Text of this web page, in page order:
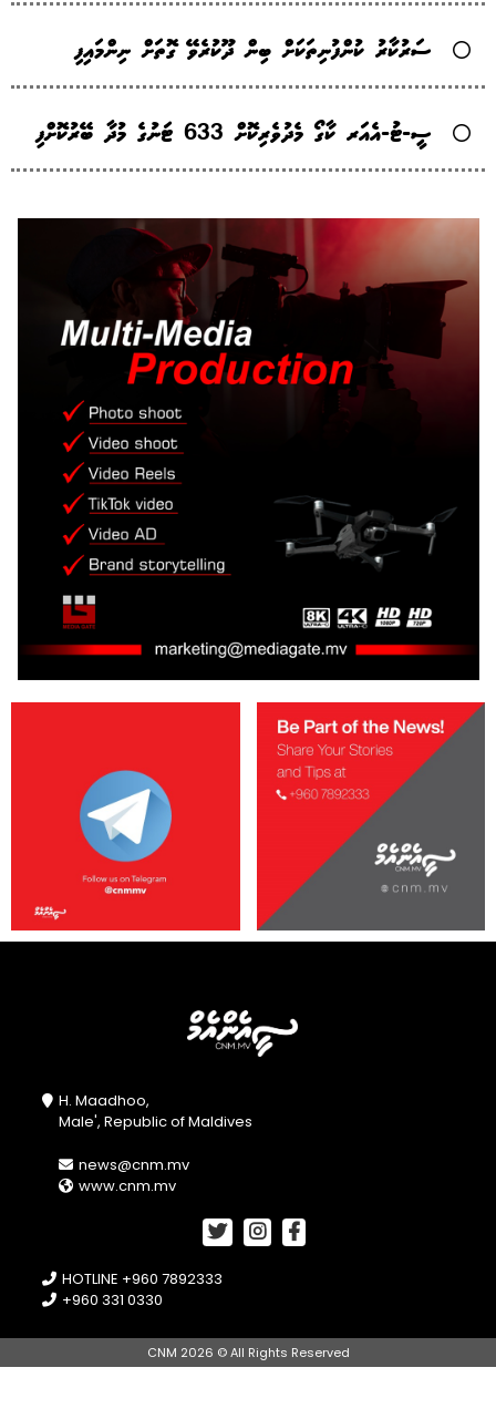
ސަރުކާރު ކުންފުނިތަކަށް ބިން ދޫކުރެވޭ ގޮތަށް ނިންމައިފި
ސީ-ޓު-އެއަރ ކާގޯ މެދުވެރިކޮށް 633 ޓަނުގެ މުދާ ބޭރުކޮށްފި
H. Maadhoo,
Male', Republic of Maldives
news@cnm.mv
www.cnm.mv
HOTLINE +960 7892333
+960 331 0330
CNM 2026 © All Rights Reserved